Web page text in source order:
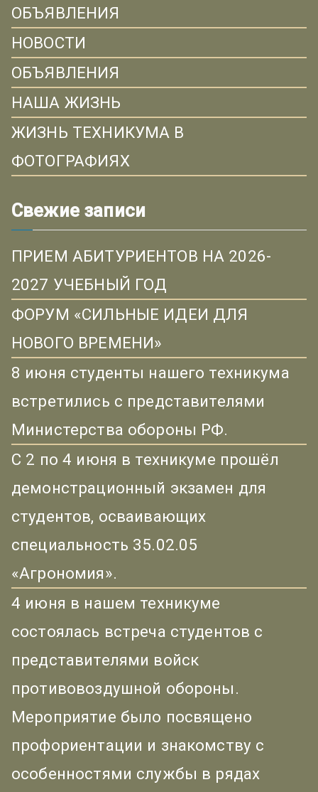
ОБЪЯВЛЕНИЯ
НОВОСТИ
ОБЪЯВЛЕНИЯ
НАША ЖИЗНЬ
ЖИЗНЬ ТЕХНИКУМА В
ФОТОГРАФИЯХ
Свежие записи
ПРИЕМ АБИТУРИЕНТОВ НА 2026-
2027 УЧЕБНЫЙ ГОД
ФОРУМ «СИЛЬНЫЕ ИДЕИ ДЛЯ
НОВОГО ВРЕМЕНИ»
8 июня студенты нашего техникума
встретились с представителями
Министерства обороны РФ.
С 2 по 4 июня в техникуме прошёл
демонстрационный экзамен для
студентов, осваивающих
специальность 35.02.05
«Агрономия».
4 июня в нашем техникуме
состоялась встреча студентов с
представителями войск
противовоздушной обороны.
Мероприятие было посвящено
профориентации и знакомству с
особенностями службы в рядах